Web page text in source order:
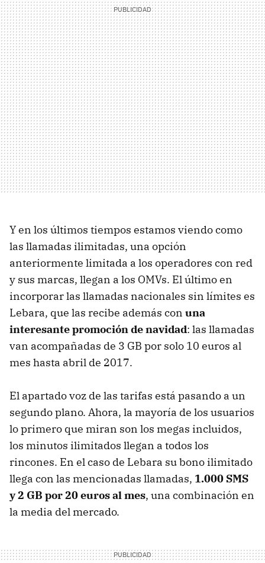
Y en los últimos tiempos estamos viendo como
las llamadas ilimitadas, una opción
anteriormente limitada a los operadores con red
y sus marcas, llegan a los OMVs. El último en
incorporar las llamadas nacionales sin límites es
Lebara, que las recibe además con una
interesante promoción de navidad: las llamadas
van acompañadas de 3 GB por solo 10 euros al
mes hasta abril de 2017.
El apartado voz de las tarifas está pasando a un
segundo plano. Ahora, la mayoría de los usuarios
lo primero que miran son los megas incluidos,
los minutos ilimitados llegan a todos los
rincones. En el caso de Lebara su bono ilimitado
llega con las mencionadas llamadas, 1.000 SMS
y 2 GB por 20 euros al mes, una combinación en
la media del mercado.